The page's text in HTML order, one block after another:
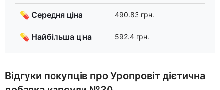
💊 Середня ціна 490.83 грн.
💊 Найбільша ціна 592.4 грн.
Відгуки покупців про Уропровіт дієтична